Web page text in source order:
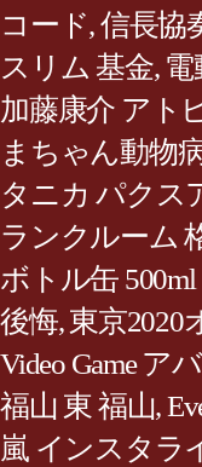
コード,信長協
スリム 基金, 電
加藤康介 アト
まちゃん動物
タニカ パクス
ランクルーム
ボトル缶 500ml
後悔,東京2020
Video Game ア
福山 東 福山,
嵐 インスタラ